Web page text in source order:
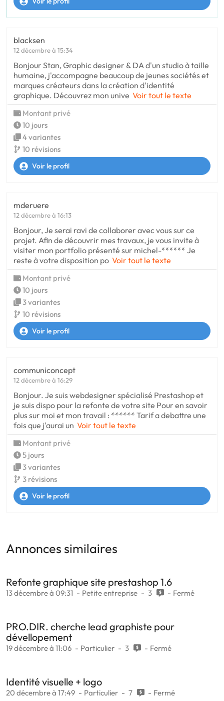
blacksen
12 décembre à 15:34
Bonjour Stan, Graphic designer & DA d'un studio à taille
humaine, j'accompagne beaucoup de jeunes sociétés et
marques créateurs dans la création d'identité
graphique. Découvrez mon unive Voir tout le texte
Montant privé
10 jours
4 variantes
10 révisions
Voir le profil
mderuere
12 décembre à 16:13
Bonjour, Je serai ravi de collaborer avec vous sur ce
projet. Afin de découvrir mes travaux, je vous invite à
visiter mon portfolio présenté sur michel-****** Je
reste à votre disposition po Voir tout le texte
Montant privé
10 jours
3 variantes
10 révisions
Voir le profil
communiconcept
12 décembre à 16:29
Bonjour. Je suis webdesigner spécialisé Prestashop et
je suis dispo pour la refonte de votre site Pour en savoir
plus sur moi et mon travail : ****** Tarif a debattre une
fois que j'aurai un Voir tout le texte
Montant privé
5 jours
3 variantes
3 révisions
Voir le profil
Annonces similaires
Refonte graphique site prestashop 1.6
13 décembre à 09:31 Petite entreprise 3 Fermé
PRO.DIR. cherche lead graphiste pour
dévellopement
19 décembre à 11:06 Particulier 3 Fermé
Identité visuelle + logo
20 décembre à 17:49 Particulier 7 Fermé